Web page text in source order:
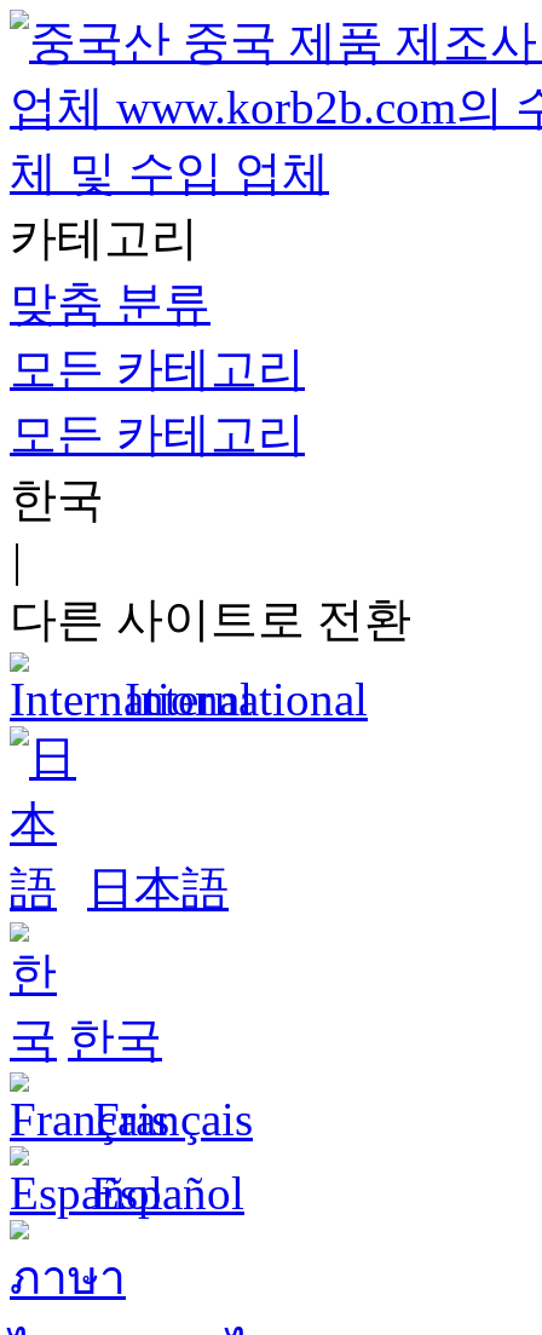
카테고리
맞춤 분류
모든 카테고리
모든 카테고리
한국
|
다른 사이트로 전환
International
日本語
한국
Français
Español